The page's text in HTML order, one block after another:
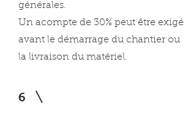
générales.
Un acompte de 30% peut être exigé
avant le démarrage du chantier ou
la livraison du matériel.
6